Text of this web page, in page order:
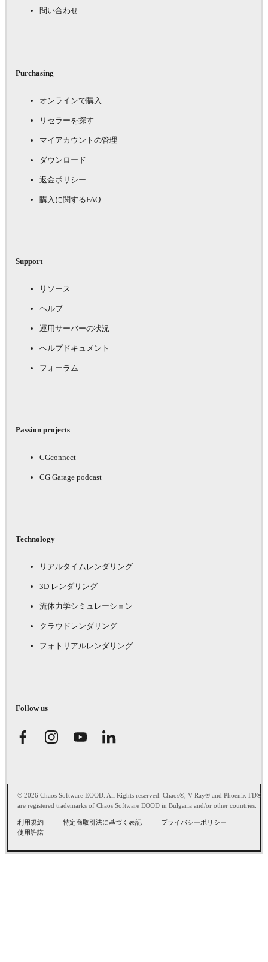
問い合わせ
Purchasing
オンラインで購入
リセラーを探す
マイアカウントの管理
ダウンロード
返金ポリシー
購入に関するFAQ
Support
リソース
ヘルプ
運用サーバーの状況
ヘルプドキュメント
フォーラム
Passion projects
CGconnect
CG Garage podcast
Technology
リアルタイムレンダリング
3D レンダリング
流体力学シミュレーション
クラウドレンダリング
フォトリアルレンダリング
Follow us
© 2026 Chaos Software EOOD. All Rights reserved. Chaos®, V-Ray® and Phoenix FD®
are registered trademarks of Chaos Software EOOD in Bulgaria and/or other countries.
利用規約 特定商取引法に基づく表記
プライバシーポリシー
使用許諾